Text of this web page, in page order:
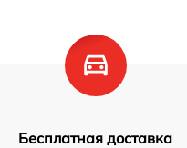
Бесплатная доставка